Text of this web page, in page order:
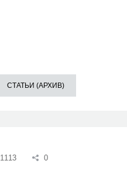
СТАТЬИ (АРХИВ)
1113 0